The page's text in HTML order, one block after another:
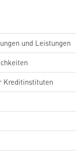
und Leistungen
Kreditinstituten